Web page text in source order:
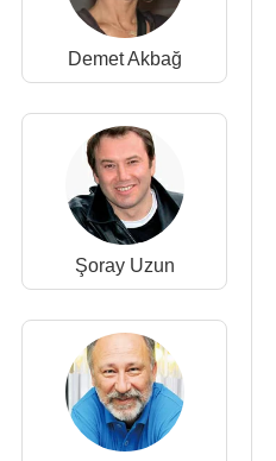
Kıvanç Baruönü
Özay
oynadı, diğer
,Eda Ece,Zeynep
,Anıl Tetik,Larissa
Ayberk Atilla,Ayşegül
ablası)(Sinema
(Arzu) (TV Dizisi)
Demet Akbağ
Şoray Uzun